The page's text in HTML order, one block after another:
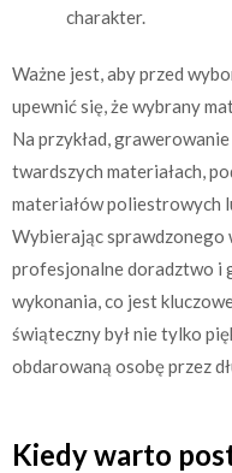
charakter.
Ważne jest, aby przed
upewnić się, że wybrany
Na przykład,
twardszych materiałach,
materiałów poliestrowych
Wybierając sprawdzonego
profesjonalne doradztwo i
wykonania, co jest
świąteczny był nie tylko
obdarowaną osobę przez
Kiedy warto